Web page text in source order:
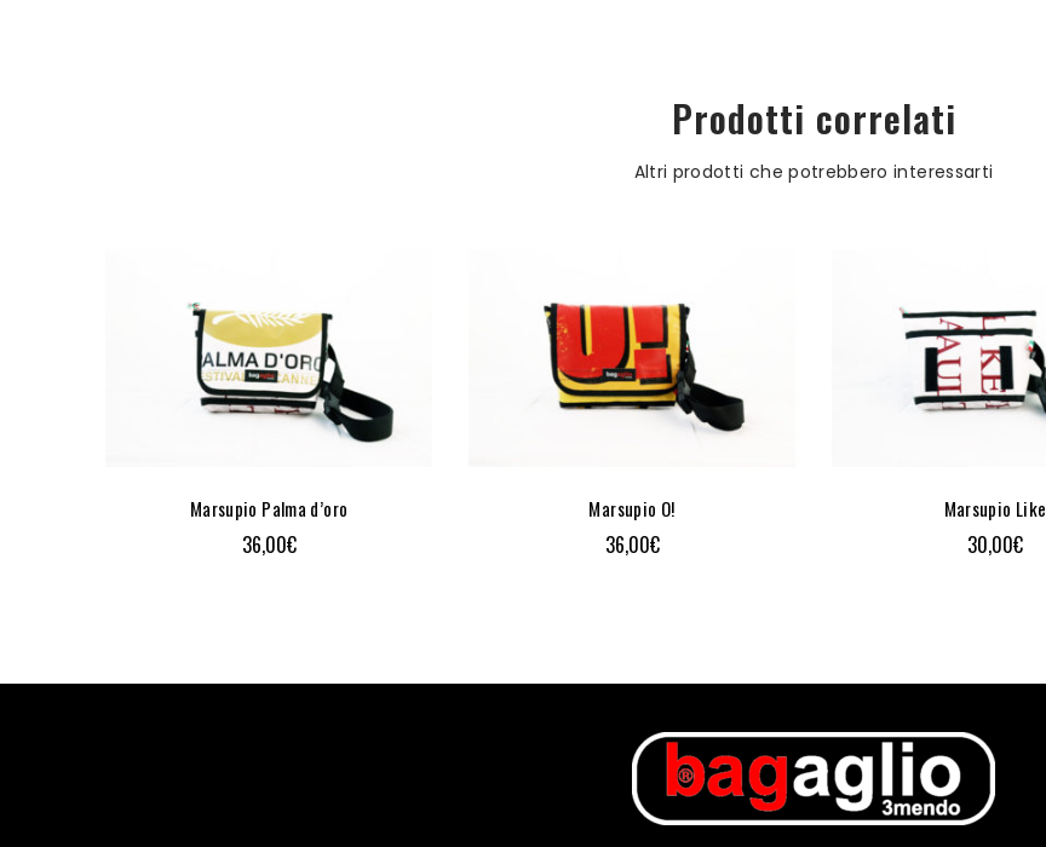
Prodotti correlati
Altri prodotti che potrebbero interessarti
Marsupio Palma d’oro
36,00€
Marsupio O!
36,00€
Marsupio Like
30,00€